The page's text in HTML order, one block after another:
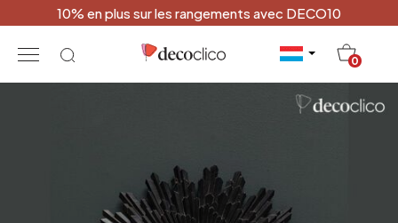
10% en plus sur les rangements avec DECO10
0